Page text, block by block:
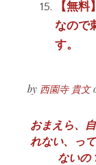
【無
なので
す。
by 西園寺 貴文
投
稿
おまえら、
れない、っ
ないの